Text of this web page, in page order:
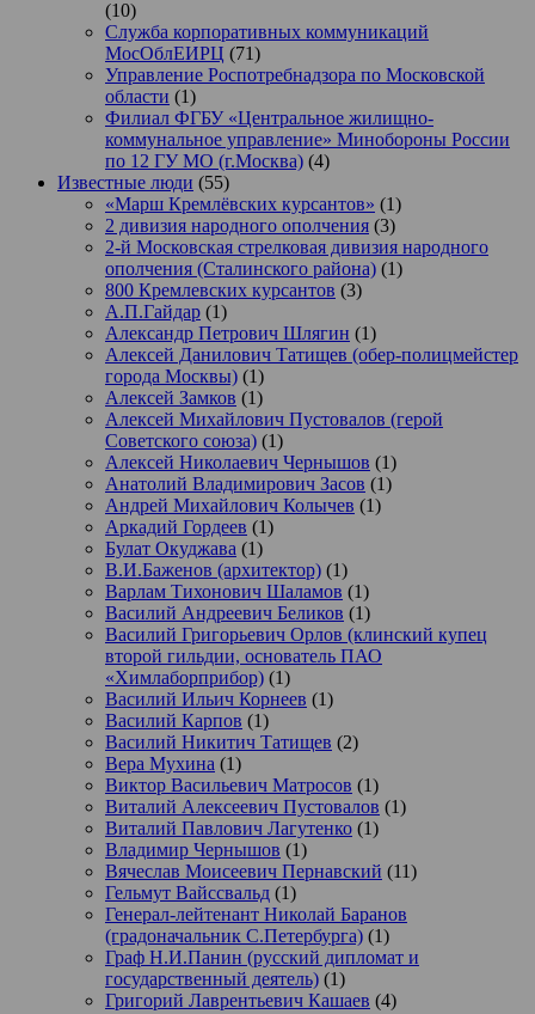
(10)
Служба корпоративных коммуникаций
МосОблЕИРЦ (71)
Управление Роспотребнадзора по Московской
области (1)
Филиал ФГБУ «Центральное жилищно-
коммунальное управление» Минобороны России
по 12 ГУ МО (г.Москва) (4)
Известные люди (55)
«Марш Кремлёвских курсантов» (1)
2 дивизия народного ополчения (3)
2-й Московская стрелковая дивизия народного
ополчения (Сталинского района) (1)
800 Кремлевских курсантов (3)
А.П.Гайдар (1)
Александр Петрович Шлягин (1)
Алексей Данилович Татищев (обер-полицмейстер
города Москвы) (1)
Алексей Замков (1)
Алексей Михайлович Пустовалов (герой
Советского союза) (1)
Алексей Николаевич Чернышов (1)
Анатолий Владимирович Засов (1)
Андрей Михайлович Колычев (1)
Аркадий Гордеев (1)
Булат Окуджава (1)
В.И.Баженов (архитектор) (1)
Варлам Тихонович Шаламов (1)
Василий Андреевич Беликов (1)
Василий Григорьевич Орлов (клинский купец
второй гильдии, основатель ПАО
«Химлаборприбор) (1)
Василий Ильич Корнеев (1)
Василий Карпов (1)
Василий Никитич Татищев (2)
Вера Мухина (1)
Виктор Васильевич Матросов (1)
Виталий Алексеевич Пустовалов (1)
Виталий Павлович Лагутенко (1)
Владимир Чернышов (1)
Вячеслав Моисеевич Пернавский (11)
Гельмут Вайссвальд (1)
Генерал-лейтенант Николай Баранов
(градоначальник С.Петербурга) (1)
Граф Н.И.Панин (русский дипломат и
государственный деятель) (1)
Григорий Лаврентьевич Кашаев (4)